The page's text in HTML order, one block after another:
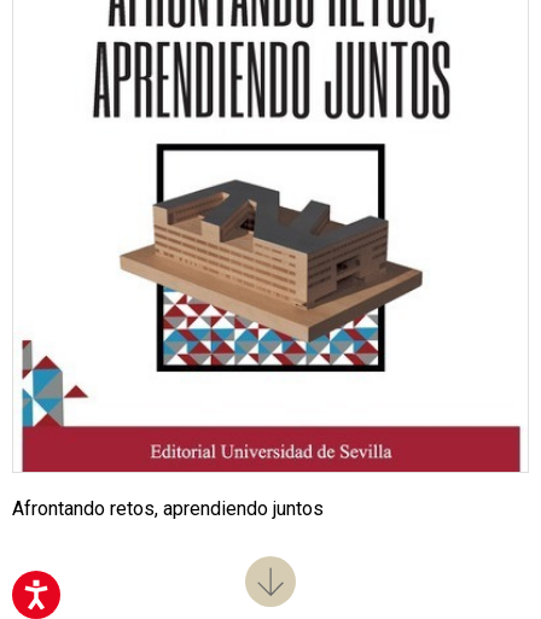
Afrontando retos, aprendiendo juntos